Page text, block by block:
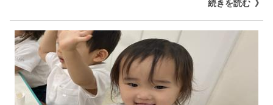
続きを読む